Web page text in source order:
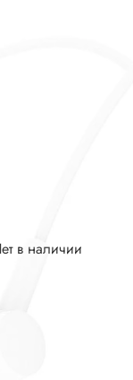
в наличии